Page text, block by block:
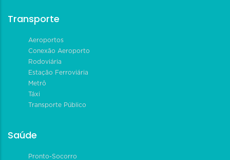
Transporte
Aeroportos
Conexão Aeroporto
Rodoviária
Estação Ferroviária
Metrô
Táxi
Transporte Público
Saúde
Pronto-Socorro